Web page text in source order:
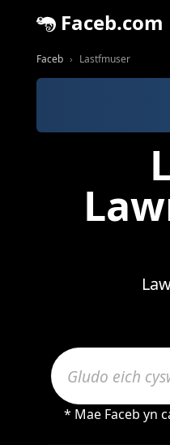
Faceb.com
Faceb Lastfmuser
* Mae Faceb yn